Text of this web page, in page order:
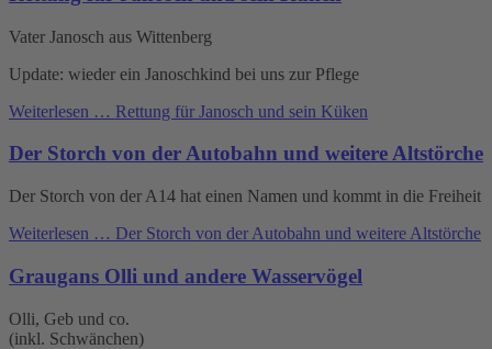
Vater Janosch aus Wittenberg
Update: wieder ein Janoschkind bei uns zur Pflege
Weiterlesen … Rettung für Janosch und sein Küken
Der Storch von der Autobahn und weitere Altstörche
Der Storch von der A14 hat einen Namen und kommt in die Freiheit
Weiterlesen … Der Storch von der Autobahn und weitere Altstörche
Graugans Olli und andere Wasservögel
Olli, Geb und co.
(inkl. Schwänchen)